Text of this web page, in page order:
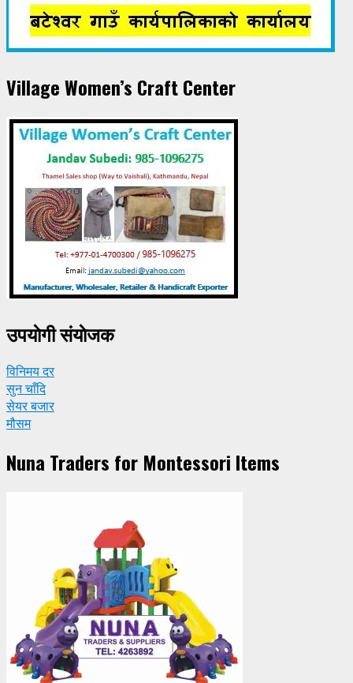
Village Women’s Craft Center
उपयाेगी संयाेजक
विनिमय दर
सुन चाँदि
सेयर बजार
मौसम
Nuna Traders for Montessori Items